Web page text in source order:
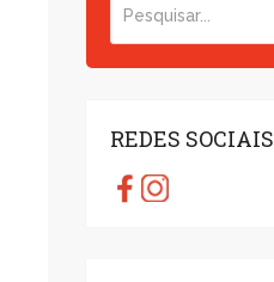
REDES SOCIAIS